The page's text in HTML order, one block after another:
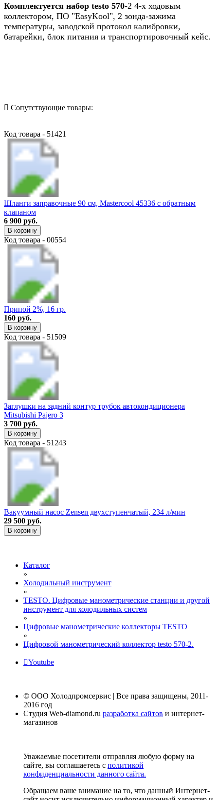
Комплектуется набор testo 570-2 4-х ходовым
коллектором, ПО "EasyKool", 2 зонда-зажима
температуры, заводской протокол калибровки,
батарейки, блок питания и транспортировочный кейс.
Сопутствующие товары:
Код товара - 51421
Шланги заправочные 90 см, Mastercool 45336 с обратным
клапаном
6 900 руб.
В корзину
Код товара - 00554
Припой 2%, 16 гр.
160 руб.
В корзину
Код товара - 51509
Заглушки на задний контур трубок автокондиционера
Mitsubishi Pajero 3
3 700 руб.
В корзину
Код товара - 51243
Вакуумный насос Zensen двухступенчатый, 234 л/мин
29 500 руб.
В корзину
Каталог
»
Холодильный инструмент
»
TESTO. Цифровые манометрические станции и другой
инструмент для холодильных систем
»
Цифровые манометрические коллекторы TESTO
»
Цифровой манометрический коллектор testo 570-2.
Youtube
© ООО Холодпромсервис | Все права защищены, 2011-
2016 год
Студия Web-diamond.ru разработка сайтов и интернет-
магазинов
Уважаемые посетители отправляя любую форму на
сайте, вы соглашаетесь с политикой
конфиденциальности данного сайта.
Обращаем ваше внимание на то, что данный Интернет-